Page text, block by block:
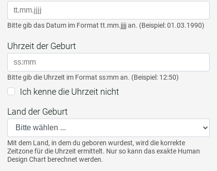
Bitte gib das Datum im Format tt.mm.jjjj an. (Beispiel: 01.03.1990)
Uhrzeit der Geburt
Bitte gib die Uhrzeit im Format ss:mm an. (Beispiel: 12:50)
Ich kenne die Uhrzeit nicht
Land der Geburt
Mit dem Land, in dem du geboren wurdest, wird die korrekte
Zeitzone für die Uhrzeit ermittelt. Nur so kann das exakte Human
Design Chart berechnet werden.